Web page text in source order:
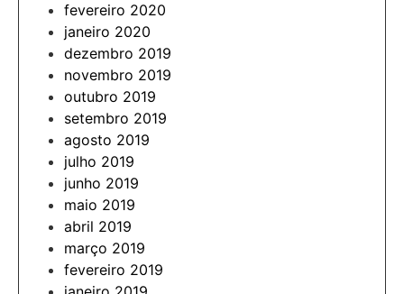
fevereiro 2020
janeiro 2020
dezembro 2019
novembro 2019
outubro 2019
setembro 2019
agosto 2019
julho 2019
junho 2019
maio 2019
abril 2019
março 2019
fevereiro 2019